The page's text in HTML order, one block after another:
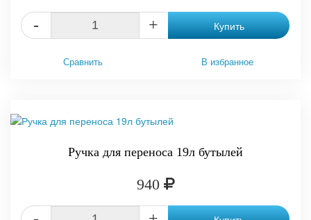
- + Купить
Сравнить В избранное
Ручка для переноса 19л бутылей
940